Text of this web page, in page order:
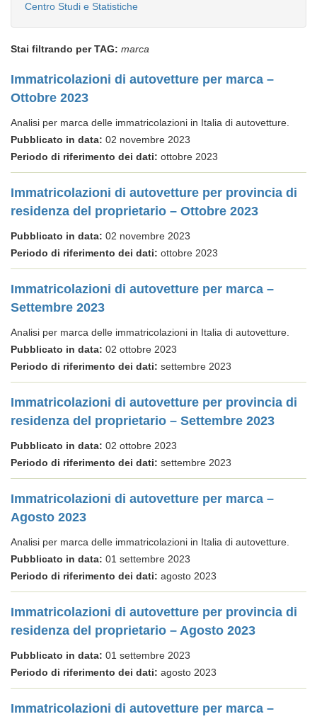
Centro Studi e Statistiche
Stai filtrando per TAG: marca
Immatricolazioni di autovetture per marca –
Ottobre 2023
Analisi per marca delle immatricolazioni in Italia di autovetture.
Pubblicato in data: 02 novembre 2023
Periodo di riferimento dei dati: ottobre 2023
Immatricolazioni di autovetture per provincia di
residenza del proprietario – Ottobre 2023
Pubblicato in data: 02 novembre 2023
Periodo di riferimento dei dati: ottobre 2023
Immatricolazioni di autovetture per marca –
Settembre 2023
Analisi per marca delle immatricolazioni in Italia di autovetture.
Pubblicato in data: 02 ottobre 2023
Periodo di riferimento dei dati: settembre 2023
Immatricolazioni di autovetture per provincia di
residenza del proprietario – Settembre 2023
Pubblicato in data: 02 ottobre 2023
Periodo di riferimento dei dati: settembre 2023
Immatricolazioni di autovetture per marca –
Agosto 2023
Analisi per marca delle immatricolazioni in Italia di autovetture.
Pubblicato in data: 01 settembre 2023
Periodo di riferimento dei dati: agosto 2023
Immatricolazioni di autovetture per provincia di
residenza del proprietario – Agosto 2023
Pubblicato in data: 01 settembre 2023
Periodo di riferimento dei dati: agosto 2023
Immatricolazioni di autovetture per marca –